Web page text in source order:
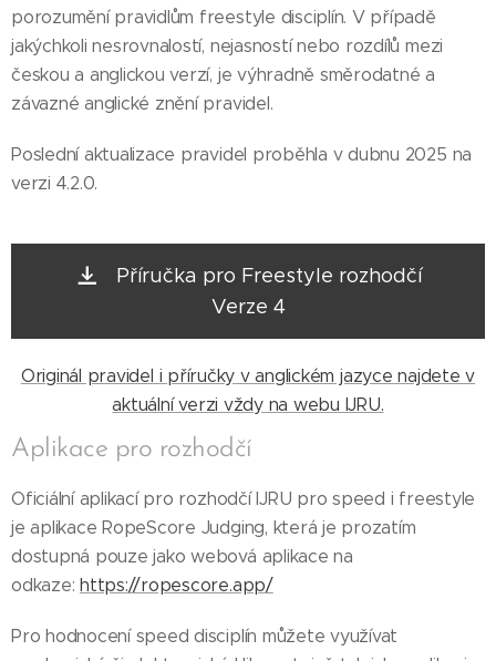
porozumění pravidlům freestyle disciplín. V případě
jakýchkoli nesrovnalostí, nejasností nebo rozdílů mezi
českou a anglickou verzí, je výhradně směrodatné a
závazné anglické znění pravidel.
Poslední aktualizace pravidel proběhla v dubnu 2025 na
verzi 4.2.0.
Příručka pro Freestyle rozhodčí
Verze 4
Originál pravidel i příručky v anglickém jazyce najdete v
aktuální verzi vždy na webu IJRU.
Aplikace pro rozhodčí
Oficiální aplikací pro rozhodčí IJRU pro speed i freestyle
je aplikace RopeScore Judging, která je prozatím
dostupná pouze jako webová aplikace na
odkaze:https://ropescore.app/
Pro hodnocení speed disciplín můžete využívat